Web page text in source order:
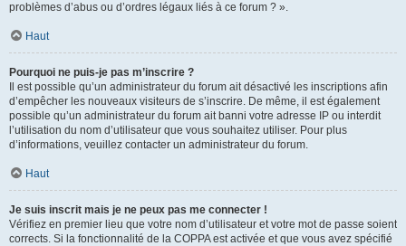
problèmes d’abus ou d’ordres légaux liés à ce forum ? ».
Haut
Pourquoi ne puis-je pas m’inscrire ?
Il est possible qu’un administrateur du forum ait désactivé les inscriptions afin
d’empêcher les nouveaux visiteurs de s’inscrire. De même, il est également
possible qu’un administrateur du forum ait banni votre adresse IP ou interdit
l’utilisation du nom d’utilisateur que vous souhaitez utiliser. Pour plus
d’informations, veuillez contacter un administrateur du forum.
Haut
Je suis inscrit mais je ne peux pas me connecter !
Vérifiez en premier lieu que votre nom d’utilisateur et votre mot de passe soient
corrects. Si la fonctionnalité de la COPPA est activée et que vous avez spécifié